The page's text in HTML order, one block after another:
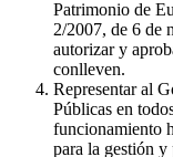
Patrimonio de
2/2007, de 6 de
autorizar y
conlleven.
Representar al
Públicas en
funcionamiento
para la gestión